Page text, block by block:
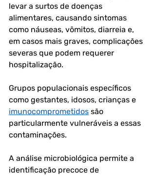
levar a surtos de doenças
alimentares, causando sintomas
como náuseas, vômitos, diarreia e,
em casos mais graves, complicações
severas que podem requerer
hospitalização.
Grupos populacionais específicos
como gestantes, idosos, crianças e
imunocomprometidos são
particularmente vulneráveis a essas
contaminações.
A análise microbiológica permite a
identificação precoce de